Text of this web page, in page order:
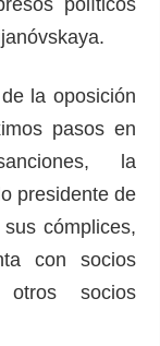
la oposición
pasos en
la
presidente de
cómplices,
con socios
otros socios